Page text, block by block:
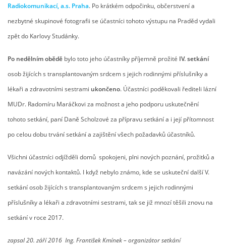
Radiokomunikací, a.s. Praha. Po krátkém odpočinku, občerstvení a
nezbytné skupinové fotografii se účastníci tohoto výstupu na Praděd vydali
zpět do Karlovy Studánky.
Po nedělním obědě bylo toto jeho účastníky příjemně prožité IV. setkání
osob žijících s transplantovaným srdcem s jejich rodinnými příslušníky a
lékaři a zdravotními sestrami ukončeno. Účastníci poděkovali řediteli lázní
MUDr. Radomíru Maráčkovi za možnost a jeho podporu uskutečnění
tohoto setkání, paní Daně Scholzové za přípravu setkání a i její přítomnost
po celou dobu trvání setkání a zajištění všech požadavků účastníků.
Všichni účastníci odjížděli domů spokojeni, plni nových poznání, prožitků a
navázání nových kontaktů. I když nebylo známo, kde se uskuteční další V.
setkání osob žijících s transplantovaným srdcem s jejich rodinnými
příslušníky a lékaři a zdravotními sestrami, tak se již mnozí těšili znovu na
setkání v roce 2017.
zapsal 20. září 2016 Ing. František Kmínek – organizátor setkání